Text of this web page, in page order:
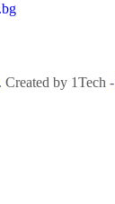
. Created by 1Tech -